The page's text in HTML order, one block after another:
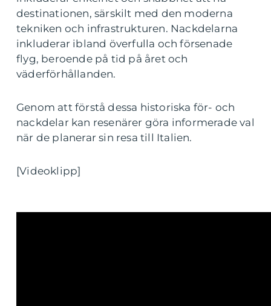
destinationen, särskilt med den moderna
tekniken och infrastrukturen. Nackdelarna
inkluderar ibland överfulla och försenade
flyg, beroende på tid på året och
väderförhållanden.
Genom att förstå dessa historiska för- och
nackdelar kan resenärer göra informerade val
när de planerar sin resa till Italien.
[Videoklipp]